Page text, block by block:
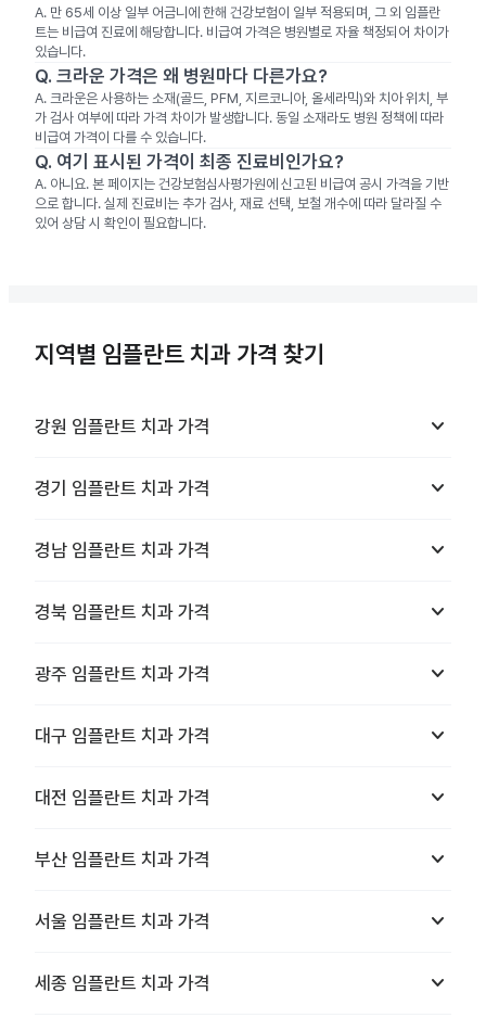
A. 만 65세 이상 일부 어금니에 한해 건강보험이 일부 적용되며, 그 외 임플란
트는 비급여 진료에 해당합니다. 비급여 가격은 병원별로 자율 책정되어 차이가
있습니다.
Q. 크라운 가격은 왜 병원마다 다른가요?
A. 크라운은 사용하는 소재(골드, PFM, 지르코니아, 올세라믹)와 치아 위치, 부
가 검사 여부에 따라 가격 차이가 발생합니다. 동일 소재라도 병원 정책에 따라
비급여 가격이 다를 수 있습니다.
Q. 여기 표시된 가격이 최종 진료비인가요?
A. 아니요. 본 페이지는 건강보험심사평가원에 신고된 비급여 공시 가격을 기반
으로 합니다. 실제 진료비는 추가 검사, 재료 선택, 보철 개수에 따라 달라질 수
있어 상담 시 확인이 필요합니다.
지역별 임플란트 치과 가격 찾기
강원 임플란트 치과 가격 keyboard_arrow_down
경기 임플란트 치과 가격 keyboard_arrow_down
경남 임플란트 치과 가격 keyboard_arrow_down
경북 임플란트 치과 가격 keyboard_arrow_down
광주 임플란트 치과 가격 keyboard_arrow_down
대구 임플란트 치과 가격 keyboard_arrow_down
대전 임플란트 치과 가격 keyboard_arrow_down
부산 임플란트 치과 가격 keyboard_arrow_down
서울 임플란트 치과 가격 keyboard_arrow_down
세종 임플란트 치과 가격 keyboard_arrow_down